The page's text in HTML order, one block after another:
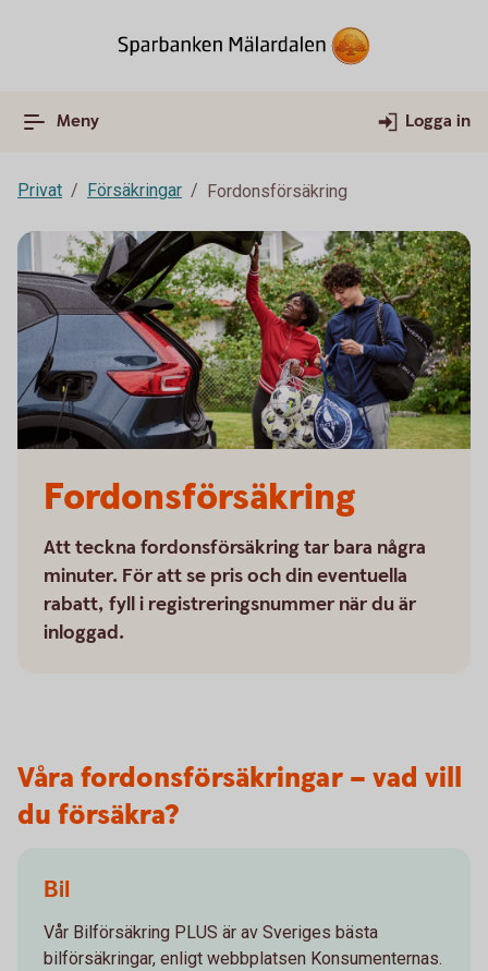
Meny Logga in
Privat Försäkringar Fordonsförsäkring
Fordonsförsäkring
Att teckna fordonsförsäkring tar bara några
minuter. För att se pris och din eventuella
rabatt, fyll i registreringsnummer när du är
inloggad.
Våra fordonsförsäkringar – vad vill
du försäkra?
Bil
Vår Bilförsäkring PLUS är av Sveriges bästa
bilförsäkringar, enligt webbplatsen Konsumenternas.